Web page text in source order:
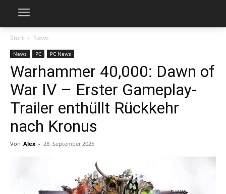
Start News
News PC PC News
Warhammer 40,000: Dawn of
War IV – Erster Gameplay-
Trailer enthüllt Rückkehr
nach Kronus
Von Alex - 28. September 2025